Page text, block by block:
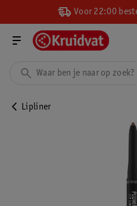
Voor 22:00
Lipliner